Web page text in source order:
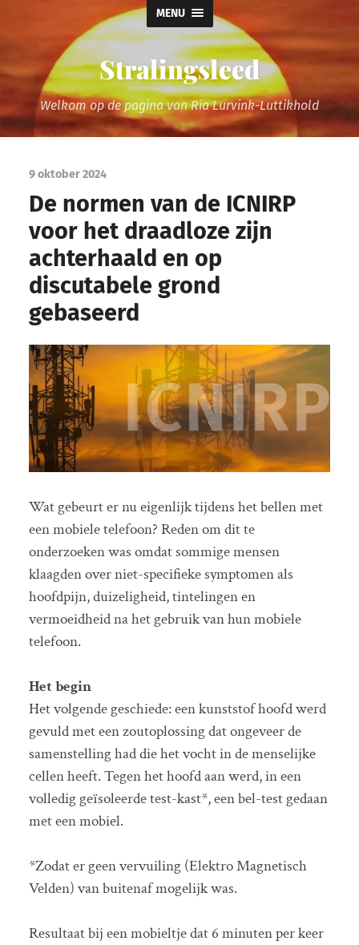
MENU
Stralingsleed
Welkom op de pagina van Ria Lurvink-Luttikhold
9 oktober 2024
De normen van de ICNIRP
voor het draadloze zijn
achterhaald en op
discutabele grond
gebaseerd
Wat gebeurt er nu eigenlijk tijdens het bellen met
een mobiele telefoon? Reden om dit te
onderzoeken was omdat sommige mensen
klaagden over niet-specifieke symptomen als
hoofdpijn, duizeligheid, tintelingen en
vermoeidheid na het gebruik van hun mobiele
telefoon.
Het begin
Het volgende geschiede: een kunststof hoofd werd
gevuld met een zoutoplossing dat ongeveer de
samenstelling had die het vocht in de menselijke
cellen heeft. Tegen het hoofd aan werd, in een
volledig geïsoleerde test-kast*, een bel-test gedaan
met een mobiel.
*Zodat er geen vervuiling (Elektro Magnetisch
Velden) van buitenaf mogelijk was.
Resultaat bij een mobieltje dat 6 minuten per keer